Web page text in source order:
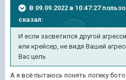
В 09.09.2022 в 10:47:27
сказал:
И если засветился другой
или крейсер, не видя Вашей
Вас цель
А я всё пытаюсь понять логику